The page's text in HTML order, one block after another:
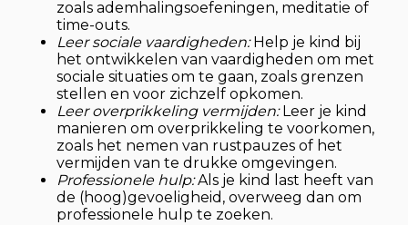
zoals ademhalingsoefeningen, meditatie of
time-outs.
Leer sociale vaardigheden: Help je kind bij
het ontwikkelen van vaardigheden om met
sociale situaties om te gaan, zoals grenzen
stellen en voor zichzelf opkomen.
Leer overprikkeling vermijden: Leer je kind
manieren om overprikkeling te voorkomen,
zoals het nemen van rustpauzes of het
vermijden van te drukke omgevingen.
Professionele hulp:Als je kind last heeft van
de (hoog)gevoeligheid, overweeg dan om
professionele hulp te zoeken.